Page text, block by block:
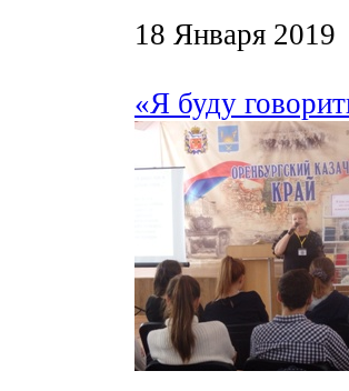
18 Января 2019
«Я буду